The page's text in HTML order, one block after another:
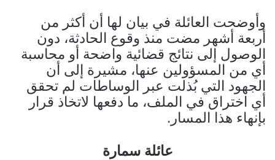
وأوضحت العائلة في بيان لها أن أكثر من
أربعة أشهر مضت منذ وقوع الحادثة، دون
الوصول إلى نتائج قضائية واضحة أو محاسبة
أي من المسؤولين عنها، مشيرة إلى أن
الجهود التي بُذلت عبر الوساطات لم تحقق
أي اختراق في الملف، ما دفعها لاتخاذ قرار
بإنهاء هذا المسار.
عائلة سمارة